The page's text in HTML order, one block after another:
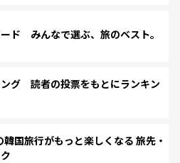
ド みんなで選ぶ、旅のベスト。
グ 読者の投票をもとにランキン
国旅行がもっと楽しくなる 旅先・